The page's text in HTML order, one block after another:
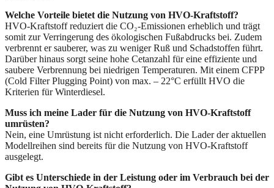
Welche Vorteile bietet die Nutzung von HVO-Kraftstoff?
HVO-Kraftstoff reduziert die CO₂-Emissionen erheblich und trägt
somit zur Verringerung des ökologischen Fußabdrucks bei. Zudem
verbrennt er sauberer, was zu weniger Ruß und Schadstoffen führt.
Darüber hinaus sorgt seine hohe Cetanzahl für eine effiziente und
saubere Verbrennung bei niedrigen Temperaturen. Mit einem CFPP
(Cold Filter Plugging Point) von max. – 22°C erfüllt HVO die
Kriterien für Winterdiesel.
Muss ich meine Lader für die Nutzung von HVO-Kraftstoff
umrüsten?
Nein, eine Umrüstung ist nicht erforderlich. Die Lader der aktuellen
Modellreihen sind bereits für die Nutzung von HVO-Kraftstoff
ausgelegt.
Gibt es Unterschiede in der Leistung oder im Verbrauch bei der